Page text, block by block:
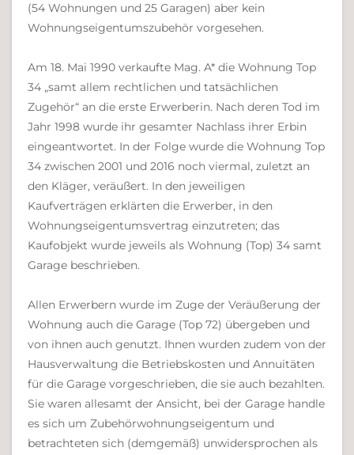
(54 Wohnungen und 25 Garagen) aber kein
Wohnungseigentumszubehör vorgesehen.
Am 18. Mai 1990 verkaufte Mag. A* die Wohnung Top
34 „samt allem rechtlichen und tatsächlichen
Zugehör“ an die erste Erwerberin. Nach deren Tod im
Jahr 1998 wurde ihr gesamter Nachlass ihrer Erbin
eingeantwortet. In der Folge wurde die Wohnung Top
34 zwischen 2001 und 2016 noch viermal, zuletzt an
den Kläger, veräußert. In den jeweiligen
Kaufverträgen erklärten die Erwerber, in den
Wohnungseigentumsvertrag einzutreten; das
Kaufobjekt wurde jeweils als Wohnung (Top) 34 samt
Garage beschrieben.
Allen Erwerbern wurde im Zuge der Veräußerung der
Wohnung auch die Garage (Top 72) übergeben und
von ihnen auch genutzt. Ihnen wurden zudem von der
Hausverwaltung die Betriebskosten und Annuitäten
für die Garage vorgeschrieben, die sie auch bezahlten.
Sie waren allesamt der Ansicht, bei der Garage handle
es sich um Zubehörwohnungseigentum und
betrachteten sich (demgemäß) unwidersprochen als